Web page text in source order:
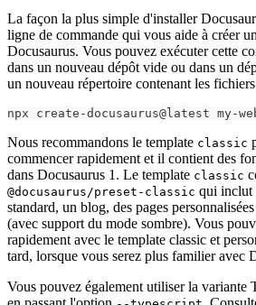
La façon la plus simple d'installer
ligne de commande qui vous aide à créer
Docusaurus. Vous pouvez exécuter cette
dans un nouveau dépôt vide ou dans un
un nouveau répertoire contenant les
npx create-docusaurus@latest my-
Nous recommandons le template classic
commencer rapidement et il contient des
dans Docusaurus 1. Le template classic
@docusaurus/preset-classic qui inclut
standard, un blog, des pages
(avec support du mode sombre). Vous
rapidement avec le template classic et
tard, lorsque vous serez plus familier avec
Vous pouvez également utiliser la variante